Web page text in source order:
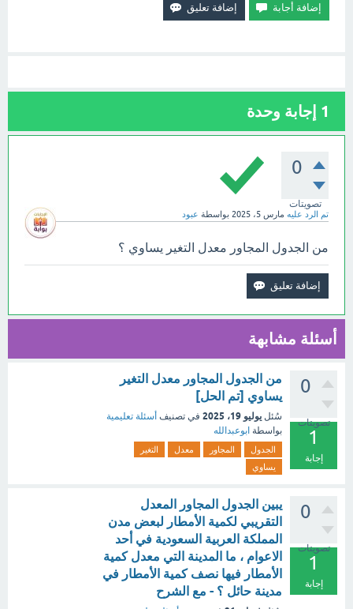
1 إجابة وحدة
0
تصويتات
تم الرد عليه مارس 5، 2025 بواسطة عبود
من الجدول المجاور معدل التغير يساوي ؟
أسئلة مشابهة
0
تصويتات
1
إجابة
من الجدول المجاور معدل التغير
يساوي [تم الحل]
سُئل يوليو 19، 2025 في تصنيف أسئلة تعليمية
بواسطة ابوعبدالله
الجدول المجاور معدل
التغير
يساوي
0
تصويتات
1
إجابة
يبين الجدول المجاور المعدل
التقريبي لكمية الأمطار لبعض مدن
المملكة العربية السعودية في أحد
الاعوام ، ما المدينة التي معدل كمية
الأمطار فيها نصف كمية الأمطار في
مدينة حائل ؟ - مع الشرح